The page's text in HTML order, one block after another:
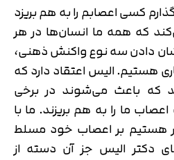
کسی اعصابم را به هم بریزد
که همه ما انسان‌ها در هر
دادن سه نوع واکنش ذهنی،
هستیم. الیس اعتقاد دارد که
که باعث می‌شوند در برخی
ما را به هم بریزند. ما با
هستیم بر اعصاب خود مسلط
دکتر الیس جز آن دسته از